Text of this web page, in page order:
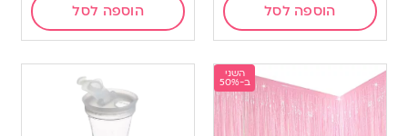
הוספה לסל הוספה לסל
השני
ב-50%